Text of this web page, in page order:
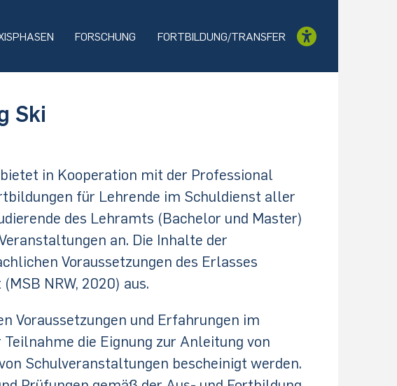
FORSCHUNG FORTBILDUNG/TRANSFER
Ski
in Kooperation mit der Professional
für Lehrende im Schuldienst aller
des Lehramts (Bachelor und Master)
an. Die Inhalte der
Voraussetzungen des Erlasses
NRW, 2020) aus.
Voraussetzungen und Erfahrungen im
die Eignung zur Anleitung von
Schulveranstaltungen bescheinigt werden.